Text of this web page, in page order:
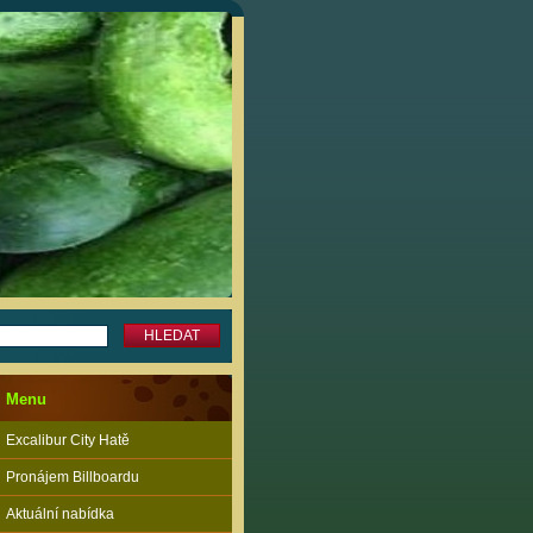
Menu
Excalibur City Hatě
Pronájem Billboardu
Aktuální nabídka